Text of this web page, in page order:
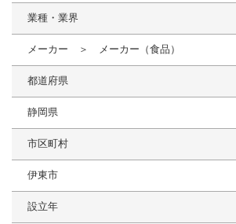
業種・業界
メーカー ＞ メーカー（食品）
都道府県
静岡県
市区町村
伊東市
設立年